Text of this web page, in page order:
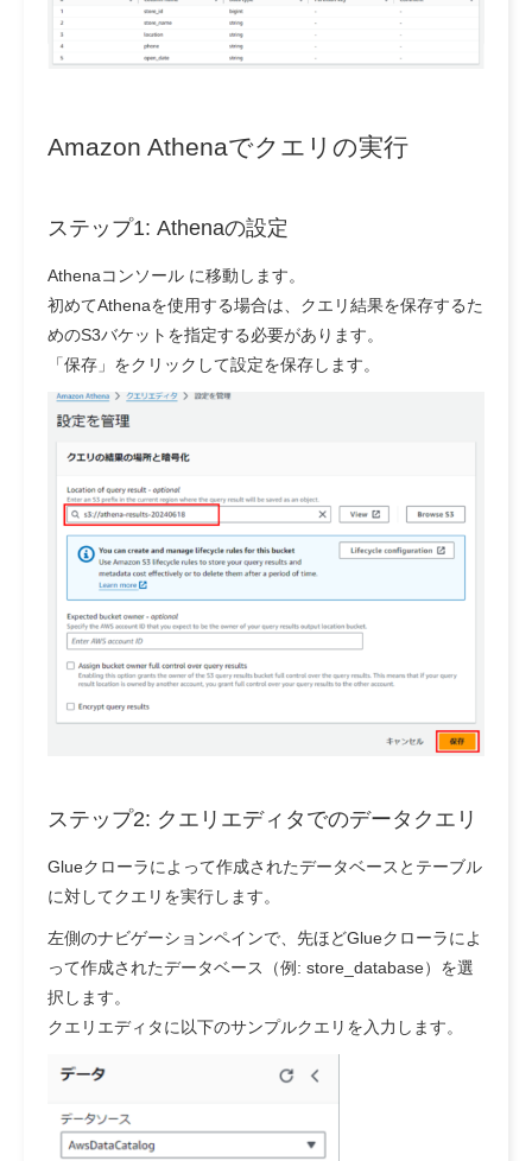
Amazon Athenaでクエリの実行
ステップ1: Athenaの設定
Athenaコンソール に移動します。
初めてAthenaを使用する場合は、クエリ結果を保存するた
めのS3バケットを指定する必要があります。
「保存」をクリックして設定を保存します。
ステップ2: クエリエディタでのデータクエリ
Glueクローラによって作成されたデータベースとテーブル
に対してクエリを実行します。
左側のナビゲーションペインで、先ほどGlueクローラによ
って作成されたデータベース（例: store_database）を選
択します。
クエリエディタに以下のサンプルクエリを入力します。